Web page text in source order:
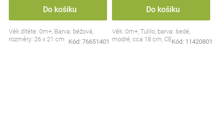
Do košíku
Věk dítěte: 0m+, Barva: béžová,
rozměry: 26 x 21 cm
Kód: 76651401
Do košíku
Věk: 0m+, Tulilo, barva: šedé,
modré, cca 18 cm, CEKód: 11420801